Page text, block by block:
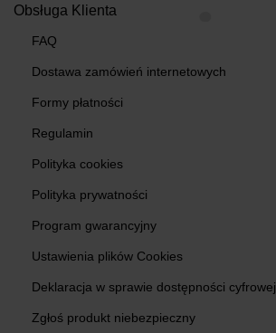
Obsługa Klienta
FAQ
Dostawa zamówień internetowych
Formy płatności
Regulamin
Polityka cookies
Polityka prywatności
Program gwarancyjny
Ustawienia plików Cookies
Deklaracja w sprawie dostępności cyfrowej
Zgłoś produkt niebezpieczny